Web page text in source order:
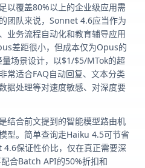
以覆盖80%以上的企业级应用需
团队来说，Sonnet 4.6应当作为
务流程自动化和教育辅导应用
差距很小，但成本仅为Opus的
场景设计，以$1/$5/MTok的超
常适合FAQ自动回复、文本分类
据处理等对速度敏感、对深度要
结合前文提到的智能模型路由机
型。简单查询走Haiku 4.5可节省
保证性价比，仅在真正需要深
合Batch API的50%折扣和